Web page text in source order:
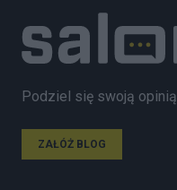
Podziel się swoją opinią
ZAŁÓŻ BLOG